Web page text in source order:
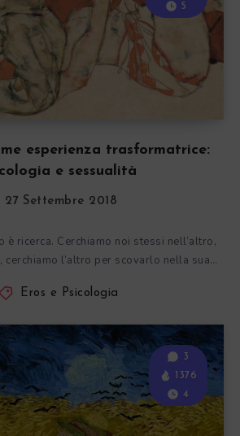
esperienza trasformatrice:
e sessualità
5
27 Settembre 2018
è ricerca. Cerchiamo noi stessi nell’altro,
cerchiamo l’altro per scovarlo nella sua…
Eros e Psicologia
3
1376
4